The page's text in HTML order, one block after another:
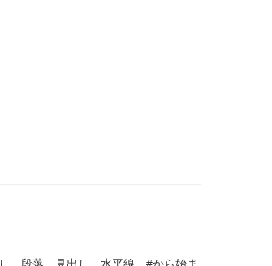
、段落、見出し、水平線、#から始ま